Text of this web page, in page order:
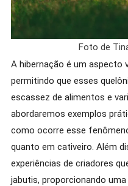
Foto de
A hibernação é um aspecto
permitindo que esses
escassez de alimentos e
abordaremos exemplos
como ocorre esse
quanto em cativeiro. Além
experiências de criadores
jabutis, proporcionando